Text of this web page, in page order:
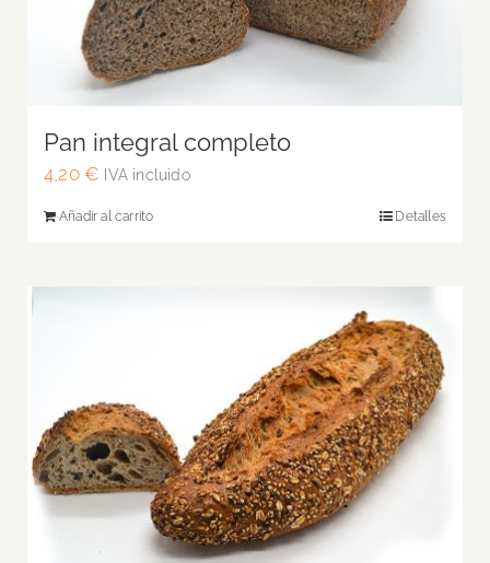
Pan integral completo
4,20 € IVA incluido
Añadir al carrito Detalles